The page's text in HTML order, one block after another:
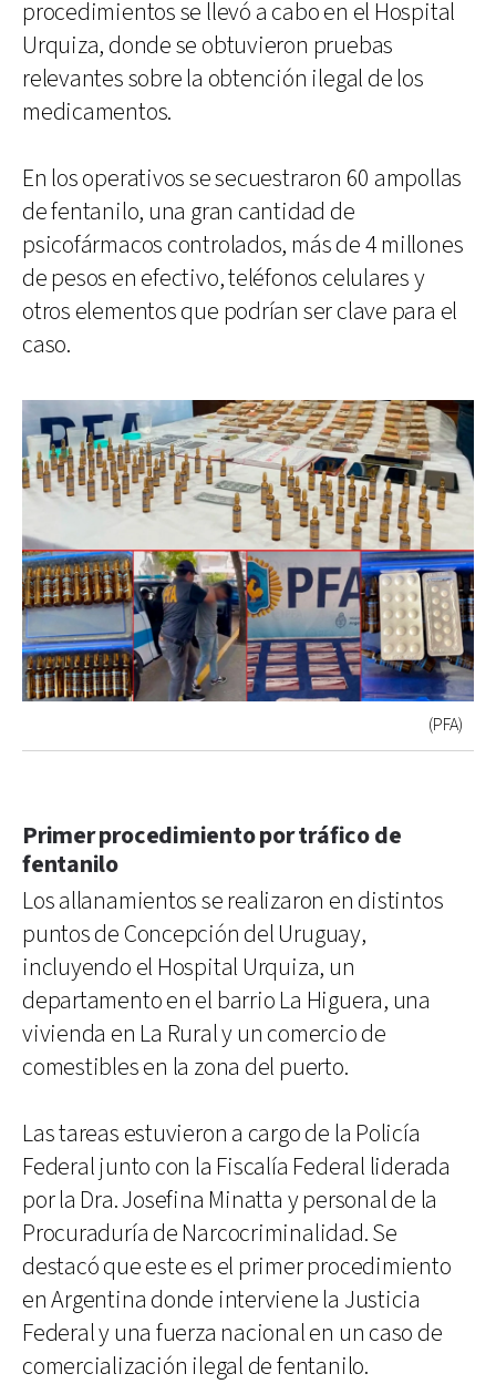
procedimientos se llevó a cabo en el Hospital
Urquiza, donde se obtuvieron pruebas
relevantes sobre la obtención ilegal de los
medicamentos.
En los operativos se secuestraron 60 ampollas
de fentanilo, una gran cantidad de
psicofármacos controlados, más de 4 millones
de pesos en efectivo, teléfonos celulares y
otros elementos que podrían ser clave para el
caso.
(PFA)
Primer procedimiento por tráfico de
fentanilo
Los allanamientos se realizaron en distintos
puntos de Concepción del Uruguay,
incluyendo el Hospital Urquiza, un
departamento en el barrio La Higuera, una
vivienda en La Rural y un comercio de
comestibles en la zona del puerto.
Las tareas estuvieron a cargo de la Policía
Federal junto con la Fiscalía Federal liderada
por la Dra. Josefina Minatta y personal de la
Procuraduría de Narcocriminalidad. Se
destacó que este es el primer procedimiento
en Argentina donde interviene la Justicia
Federal y una fuerza nacional en un caso de
comercialización ilegal de fentanilo.